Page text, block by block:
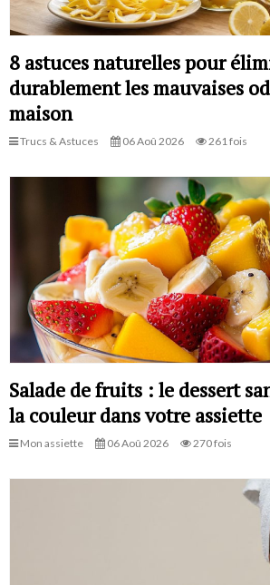
8 astuces naturelles pour
durablement les mauvaises
maison
Trucs & Astuces 06 Aoû 2026 261 fois
Salade de fruits : le dessert
la couleur dans votre assiette
Mon assiette 06 Aoû 2026 270 fois